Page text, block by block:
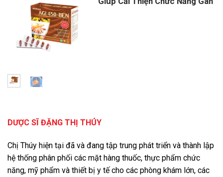
DƯỢC SĨ ĐẶNG THỊ THÚY
Chị Thúy hiện tại đã và đang tập trung phát triển và thành lập
hệ thống phân phối các mặt hàng thuốc, thực phẩm chức
năng, mỹ phẩm và thiết bị y tế cho các phòng khám lớn, các